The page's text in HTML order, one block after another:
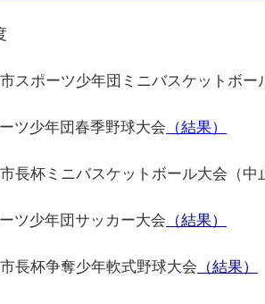
スポーツ少年団ミニバスケットボー
ツ少年団春季野球大会 （結果）
長杯ミニバスケットボール大会（中
ツ少年団サッカー大会 （結果）
長杯争奪少年軟式野球大会 （結果）